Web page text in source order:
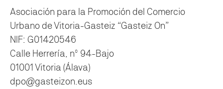
Asociación para la Promoción del Comercio
Urbano de Vitoria-Gasteiz “Gasteiz On”
NIF: G01420546
Calle Herrería, nº 94-Bajo
01001 Vitoria (Álava)
dpo@gasteizon.eus